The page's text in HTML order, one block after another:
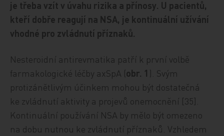
je třeba vzít v úvahu rizika a přínosy. U pacientů,
kteří dobře reagují na NSA, je kontinuální užívání
vhodné pro zvládnutí příznaků.
Nesteroidní antirevmatika patří k první volbě
farmakologické léčby axSpA (obr. 1 ). Svým
protizánětlivým účinkem mohou být dostatečná
ke zvládnutí aktivity a projevů onemocnění [35].
Kontinuální používání NSA by mělo být omezeno
na dobu nutnou ke zvládnutí příznaků. Vzhledem